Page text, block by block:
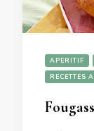
APERITIF
RECETTES